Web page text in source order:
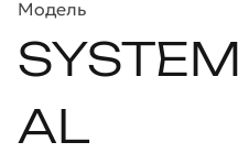
Модель
AL